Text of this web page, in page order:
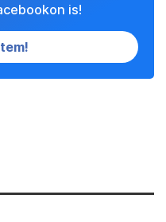
is!